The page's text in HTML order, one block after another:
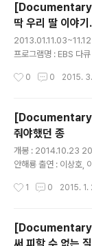
로만 알고 있는 사람이
정말 특별한 사람인 건
련님은 김성근이 있어
조금 더 스릴 있다고
큼 그는 조금 특별해 보
딱 우리 딸 이야기
프로그램명 : EBS 다
의 놀이 제 3부 : 나도
교 4학년의 학부모이
고 있는 학부모.아이들
가 저 나이 때 어떠했느
부모로써의 노력은 스
가 하지 못하는 상당히
0 0 2015.
줘야했던 종
개봉 : 2014.10.23
안해룡 출연 : 이상호,
이어지고 있는데, 상주
해 있고 그 시작이 어
영화에 대한 은근한 탄
1 0 2015. 1.